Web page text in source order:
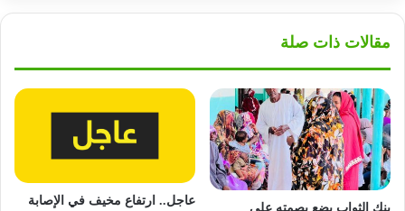
مقالات ذات صلة
بنك الثواب يضع بصمته على
عاجل.. ارتفاع مخيف في الإصابة